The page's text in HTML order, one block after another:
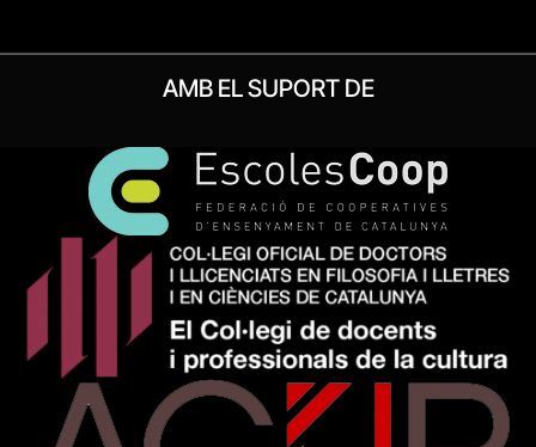
AMB EL SUPORT DE